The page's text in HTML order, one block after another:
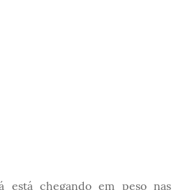
está chegando em peso nas